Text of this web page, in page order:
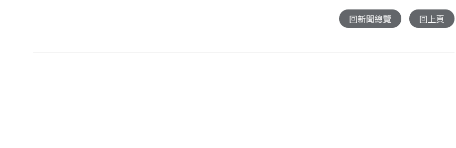
回新聞總覽 回上頁